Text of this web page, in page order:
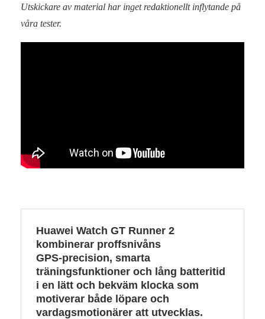
Utskickare av material har inget redaktionellt inflytande på
våra tester.
Huawei Watch GT Runner 2
kombinerar proffsnivåns
GPS‑precision, smarta
träningsfunktioner och lång batteritid
i en lätt och bekväm klocka som
motiverar både löpare och
vardagsmotionärer att utvecklas.